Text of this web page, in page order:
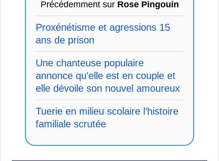
Précédemment sur Rose Pingouin
Proxénétisme et agressions 15
ans de prison
Une chanteuse populaire
annonce qu'elle est en couple et
elle dévoile son nouvel amoureux
Tuerie en milieu scolaire l’histoire
familiale scrutée